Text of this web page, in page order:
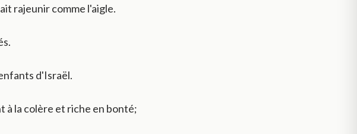
rajeunir comme l'aigle.
d'Israël.
à la colère et riche en bonté;